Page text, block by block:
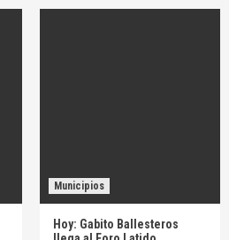
Municipios
Hoy: Gabito Ballesteros